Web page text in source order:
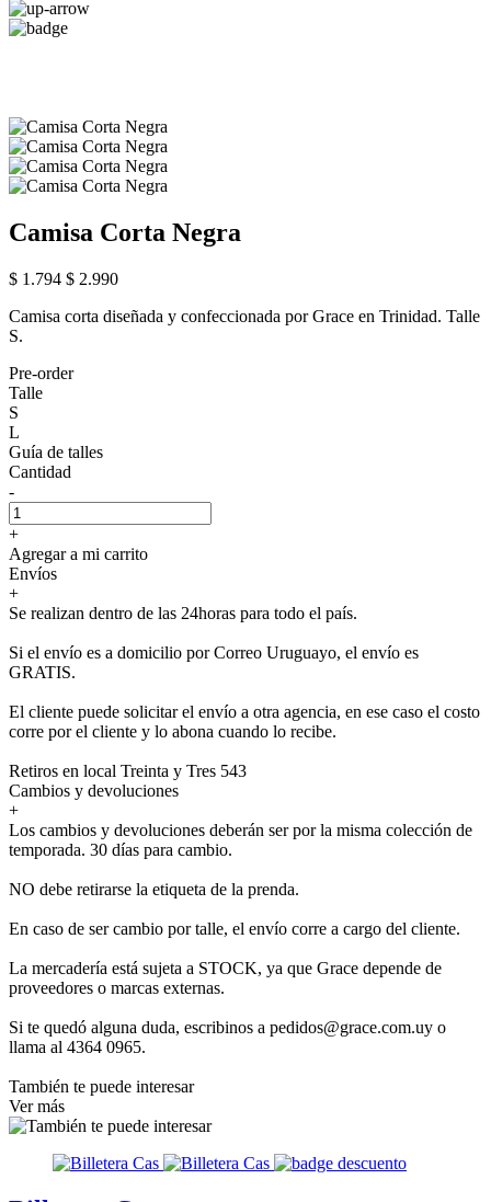
Camisa Corta Negra
$ 1.794 $ 2.990
Camisa corta diseñada y confeccionada por Grace en Trinidad. Talle
S.
Pre-order
Talle
S
L
Guía de talles
Cantidad
-
+
Agregar a mi carrito
Envíos
+
Se realizan dentro de las 24horas para todo el país.
Si el envío es a domicilio por Correo Uruguayo, el envío es
GRATIS.
El cliente puede solicitar el envío a otra agencia, en ese caso el costo
corre por el cliente y lo abona cuando lo recibe.
Retiros en local Treinta y Tres 543
Cambios y devoluciones
+
Los cambios y devoluciones deberán ser por la misma colección de
temporada. 30 días para cambio.
NO debe retirarse la etiqueta de la prenda.
En caso de ser cambio por talle, el envío corre a cargo del cliente.
La mercadería está sujeta a STOCK, ya que Grace depende de
proveedores o marcas externas.
Si te quedó alguna duda, escribinos a pedidos@grace.com.uy o
llama al 4364 0965.
También te puede interesar
Ver más